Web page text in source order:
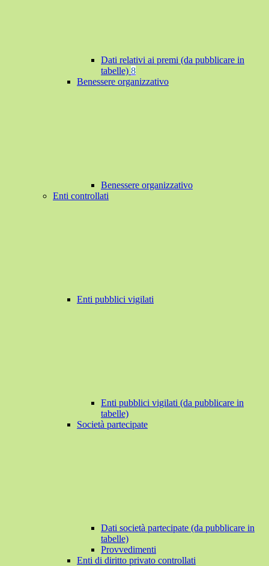
Dati relativi ai premi (da pubblicare in
tabelle) 8
Benessere organizzativo
Benessere organizzativo
Enti controllati
Enti pubblici vigilati
Enti pubblici vigilati (da pubblicare in
tabelle)
Società partecipate
Dati società partecipate (da pubblicare in
tabelle)
Provvedimenti
Enti di diritto privato controllati